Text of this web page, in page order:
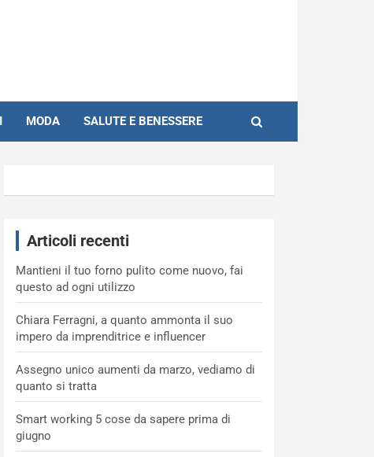
MODA SALUTE E BENESSERE
Articoli recenti
Mantieni il tuo forno pulito come nuovo, fai
questo ad ogni utilizzo
Chiara Ferragni, a quanto ammonta il suo
impero da imprenditrice e influencer
Assegno unico aumenti da marzo, vediamo di
quanto si tratta
Smart working 5 cose da sapere prima di
giugno